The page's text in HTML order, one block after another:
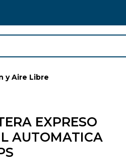
y Aire Libre
EXPRESO
AUTOMATICA